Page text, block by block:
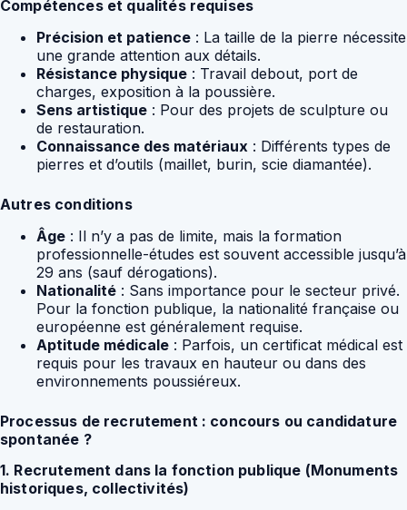
Compétences et qualités requises
Précision et patience : La taille de la pierre nécessite
une grande attention aux détails.
Résistance physique : Travail debout, port de
charges, exposition à la poussière.
Sens artistique : Pour des projets de sculpture ou
de restauration.
Connaissance des matériaux : Différents types de
pierres et d’outils (maillet, burin, scie diamantée).
Autres conditions
Âge : Il n’y a pas de limite, mais la formation
professionnelle-études est souvent accessible jusqu’à
29 ans (sauf dérogations).
Nationalité : Sans importance pour le secteur privé.
Pour la fonction publique, la nationalité française ou
européenne est généralement requise.
Aptitude médicale : Parfois, un certificat médical est
requis pour les travaux en hauteur ou dans des
environnements poussiéreux.
Processus de recrutement : concours ou candidature
spontanée ?
1. Recrutement dans la fonction publique (Monuments
historiques, collectivités)